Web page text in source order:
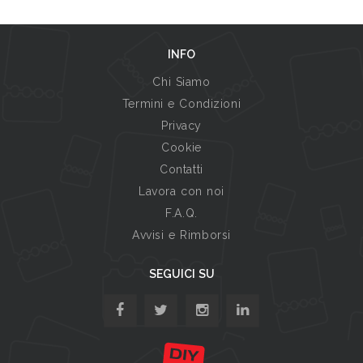
INFO
Chi Siamo
Termini e Condizioni
Privacy
Cookie
Contatti
Lavora con noi
F.A.Q.
Avvisi e Rimborsi
SEGUICI SU